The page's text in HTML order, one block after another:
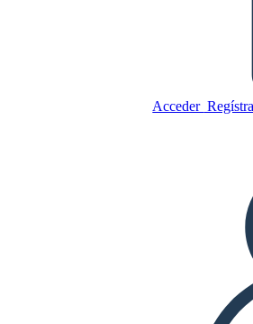
Acceder
Ejemplo de
Copie este
CREAR UN GUIÓN
JUEGO DE